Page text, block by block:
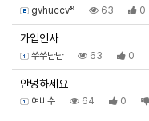
gvhuccv⁸ 63 0
가입인사
쑤쑤냠냠 63 0
안녕하세요
여비수 64 0